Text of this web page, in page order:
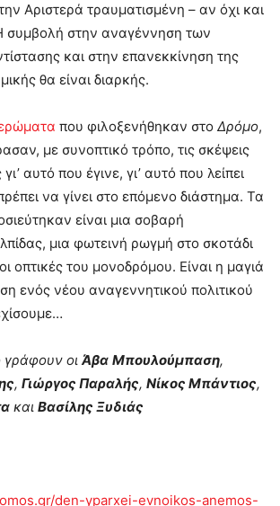
Αριστερά τραυματισμένη – αν όχι και
συμβολή στην αναγέννηση των
και στην επανεκκίνηση της
θα είναι διαρκής.
που φιλοξενήθηκαν στο Δρόμο,
με συνοπτικό τρόπο, τις σκέψεις
γι’ αυτό που έγινε, γι’ αυτό που λείπει
να γίνει στο επόμενο διάστημα. Τα
είναι μια σοβαρή
μια φωτεινή ρωγμή στο σκοτάδι
οπτικές του μονοδρόμου. Είναι η μαγιά
ενός νέου αναγεννητικού πολιτικού
γράφουν οι Άβα Μπουλούμπαση,
, Γιώργος Παραλής, Νίκος Μπάντιος,
και Βασίλης Ξυδιάς
den-yparxei-evnoikos-anemos-